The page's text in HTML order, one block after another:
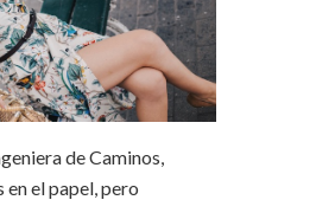
de Caminos,
en el papel, pero